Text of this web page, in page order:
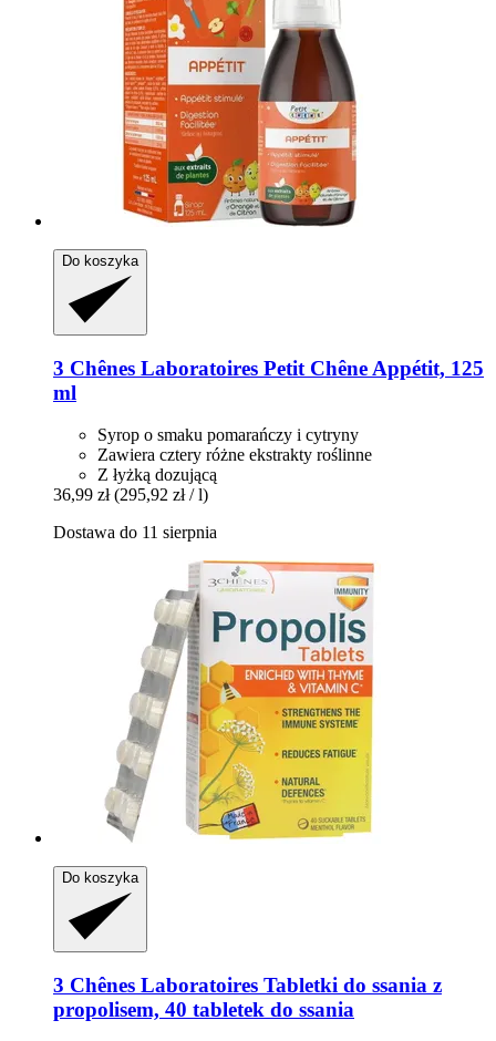
Do koszyka
3 Chênes Laboratoires Petit Chêne Appétit, 125
ml
Syrop o smaku pomarańczy i cytryny
Zawiera cztery różne ekstrakty roślinne
Z łyżką dozującą
36,99 zł (295,92 zł / l)
Dostawa do 11 sierpnia
Do koszyka
3 Chênes Laboratoires Tabletki do ssania z
propolisem, 40 tabletek do ssania